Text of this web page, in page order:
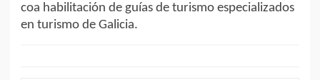
coa habilitación de guías de turismo especializados
en turismo de Galicia.